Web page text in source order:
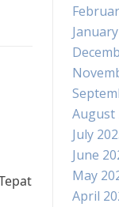
August
July
June
May
April